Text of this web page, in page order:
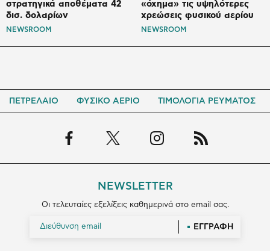
στρατηγικά αποθέματα 42
δισ. δολαρίων
NEWSROOM
«όχημα» τις υψηλότερες
χρεώσεις φυσικού αερίου
NEWSROOM
ΠΕΤΡΕΛΑΙΟ ΦΥΣΙΚΟ ΑΕΡΙΟ ΤΙΜΟΛΟΓΙΑ ΡΕΥΜΑΤΟΣ
NEWSLETTER
Οι τελευταίες εξελίξεις καθημερινά στο email σας.
ΕΓΓΡΑΦΗ